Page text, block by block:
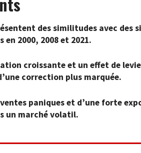
des similitudes avec des
2000, 2008 et 2021.
croissante et un effet de
correction plus marquée.
paniques et d’une forte
un marché volatil.